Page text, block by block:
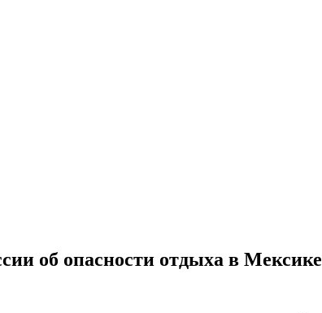
об опасности отдыха в Мексике